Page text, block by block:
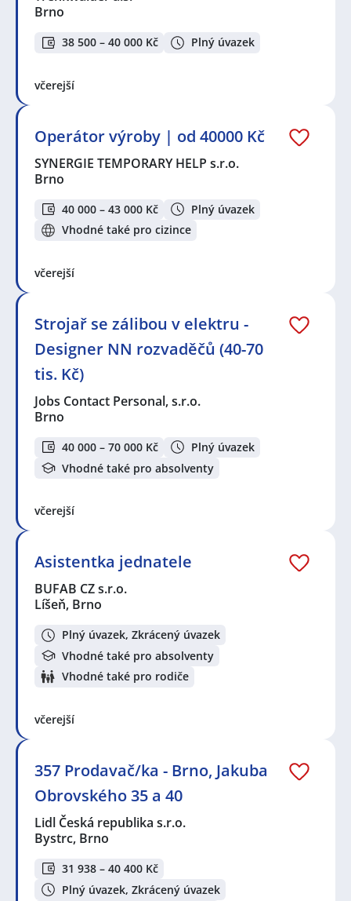
Brno
38 500 – 40 000 Kč Plný úvazek
včerejší
Operátor výroby | od 40000 Kč
SYNERGIE TEMPORARY HELP s.r.o.
Brno
40 000 – 43 000 Kč
Plný úvazek
Vhodné také pro cizince
včerejší
Strojař se zálibou v elektru -
Designer NN rozvaděčů (40-70
tis. Kč)
Jobs Contact Personal, s.r.o.
Brno
40 000 – 70 000 Kč
Plný úvazek
Vhodné také pro absolventy
včerejší
Asistentka jednatele
BUFAB CZ s.r.o.
Líšeň, Brno
Plný úvazek, Zkrácený úvazek
Vhodné také pro absolventy
Vhodné také pro rodiče
včerejší
357 Prodavač/ka - Brno, Jakuba
Obrovského 35 a 40
Lidl Česká republika s.r.o.
Bystrc, Brno
31 938 – 40 400 Kč
Plný úvazek, Zkrácený úvazek